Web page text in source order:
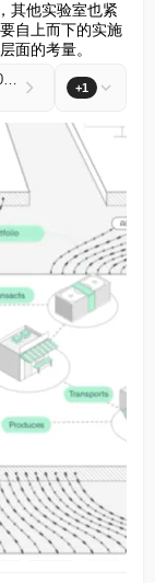
其他实验室也紧
自上而下的实施
面的考量。
The Deployment Company, Back to the 70s, Apple and Intel +1